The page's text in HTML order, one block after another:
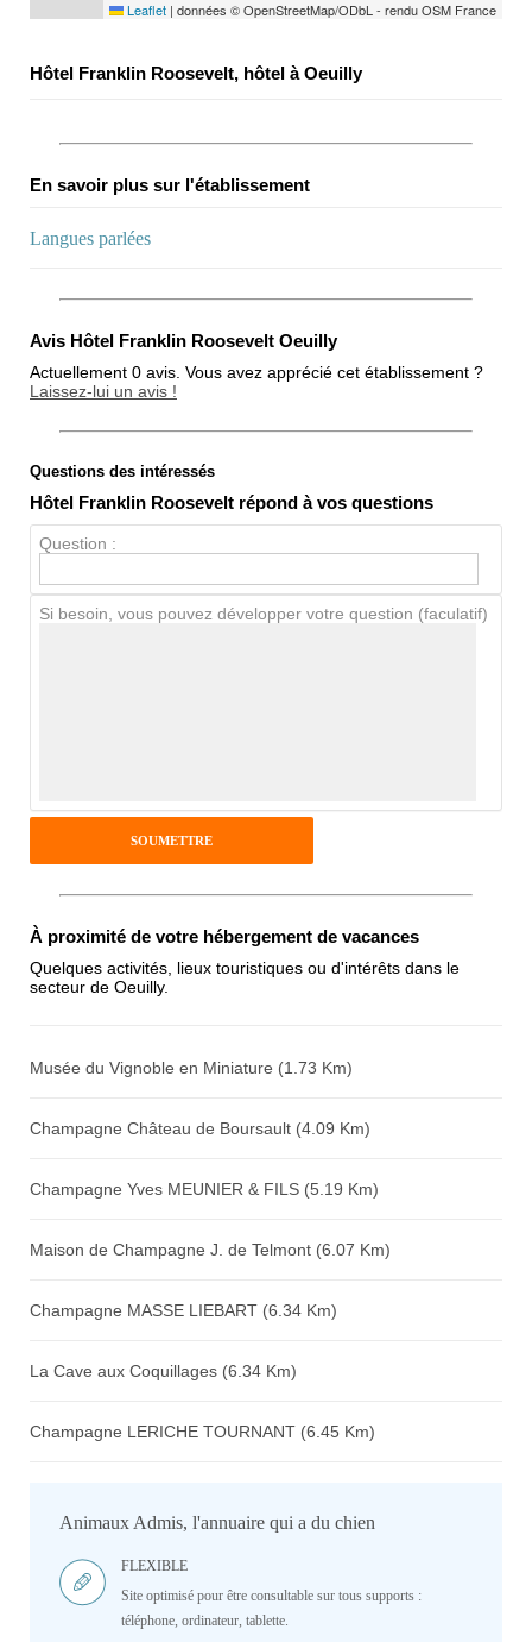
Leaflet | données © OpenStreetMap/ODbL - rendu OSM France
Hôtel Franklin Roosevelt, hôtel à Oeuilly
En savoir plus sur l'établissement
Langues parlées
Avis Hôtel Franklin Roosevelt Oeuilly
Actuellement 0 avis. Vous avez apprécié cet établissement ?
Laissez-lui un avis !
Note globale
Antispam - Combien font 7x4 (en
chiffres) :
Questions des intéressés
Hôtel Franklin Roosevelt répond à vos questions
Question :
Si besoin, vous pouvez développer votre question (faculatif)
À proximité de votre hébergement de vacances
Quelques activités, lieux touristiques ou d'intérêts dans le
secteur de Oeuilly.
Musée du Vignoble en Miniature (1.73 Km)
Champagne Château de Boursault (4.09 Km)
Champagne Yves MEUNIER & FILS (5.19 Km)
Maison de Champagne J. de Telmont (6.07 Km)
Champagne MASSE LIEBART (6.34 Km)
La Cave aux Coquillages (6.34 Km)
Champagne LERICHE TOURNANT (6.45 Km)
Animaux Admis, l'annuaire qui a du chien
FLEXIBLE
Site optimisé pour être consultable sur tous supports :
téléphone, ordinateur, tablette.